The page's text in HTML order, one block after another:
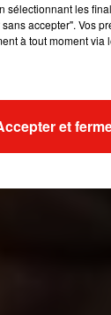
PDT
sélectionnant les
accepter". Vos
à tout moment
et